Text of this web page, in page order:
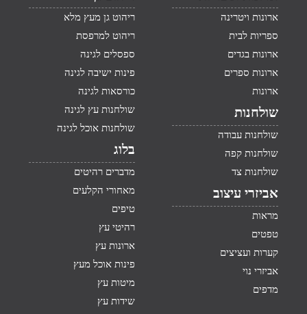
ארונות ויטרינה
ספריות לבית
ארונות בגדים
ארונות ספרים
ארונות
שולחנות
שולחנות עבודה
שולחנות קפה
שולחנות צד
אביזרי עיצוב
מראות
טפטים
קערות ועציצים
אביזרי נוי
מדפים
ריהוט גן מעץ מלא
ריהוט למרפסת
ספסלים לגינה
פינות ישיבה לגינה
כורסאות לגינה
שולחנות עץ לגינה
שולחנות אוכל לגינה
בלוג
מדברים רהיטים
מאחורי הקלעים
טיפים
רהיטי עץ
ארונות עץ
פינות אוכל מעץ
מיטות עץ
שידות עץ